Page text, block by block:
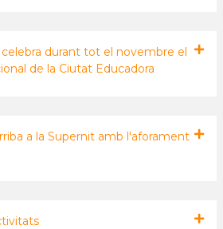
durant tot el novembre el
de la Ciutat Educadora
a la Supernit amb l'aforament